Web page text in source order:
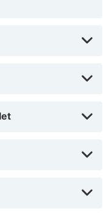
Centre